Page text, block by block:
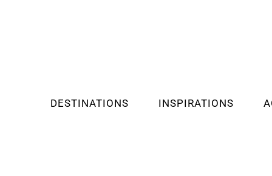
DESTINATIONS INSPIRATIONS